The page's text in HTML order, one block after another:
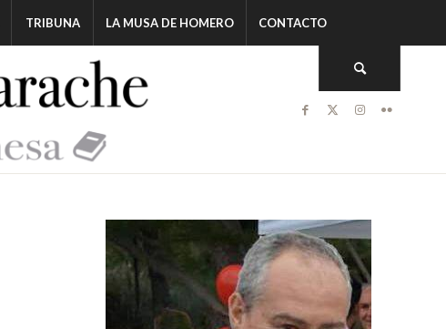
TRIBUNA LA MUSA DE HOMERO CONTACTO